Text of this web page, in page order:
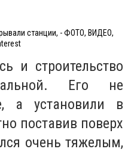
станции, - ФОТО, ВИДЕО,
и строительство
Его не
а установили в
поставив поверх
очень тяжелым,